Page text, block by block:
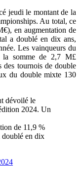
jeudi le montant de la
Au total, ce
en augmentation de
a doublé en dix ans,
Les vainqueurs du
la somme de 2,7 M£
des tournois de double
du double mixte 130
dévoilé le
2024. Un
de 11,9 %
doublé en dix